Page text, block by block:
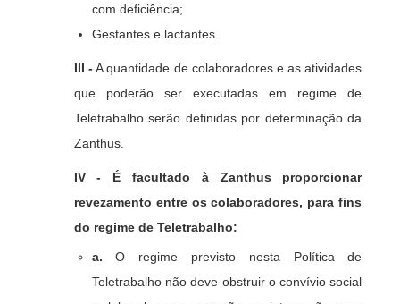
com deficiência;
Gestantes e lactantes.
III - A quantidade de colaboradores e as atividades
que poderão ser executadas em regime de
Teletrabalho serão definidas por determinação da
Zanthus.
IV - É facultado à Zanthus proporcionar
revezamento entre os colaboradores, para fins
do regime de Teletrabalho:
a. O regime previsto nesta Política de
Teletrabalho não deve obstruir o convívio social